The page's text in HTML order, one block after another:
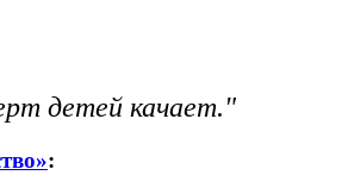
детей качает."
: